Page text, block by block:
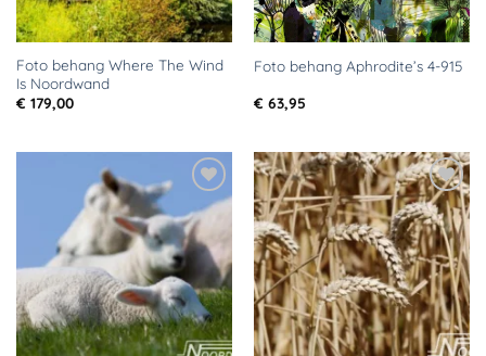
Foto behang Where The Wind
Is Noordwand
€ 179,00
Foto behang Aphrodite’s 4-915
€ 63,95
Toevoegen
aan
verlanglijst
Toevoegen
aan
verlanglijst